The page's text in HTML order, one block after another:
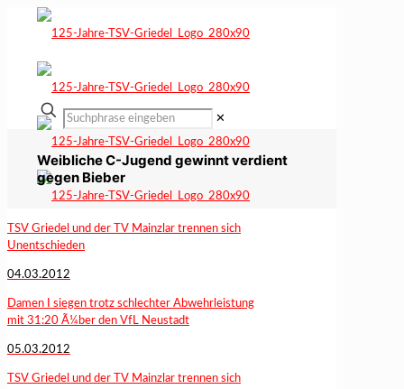
✕
Weibliche C-Jugend gewinnt verdient
gegen Bieber
TSV Griedel und der TV Mainzlar trennen sich
Unentschieden
04.03.2012
Damen I siegen trotz schlechter Abwehrleistung
mit 31:20 Ã¼ber den VfL Neustadt
05.03.2012
TSV Griedel und der TV Mainzlar trennen sich